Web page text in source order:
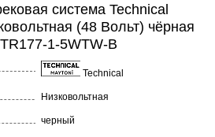
система Technical
(48 Вольт) чёрная
1-5WTW-B
Technical
Низковольтная
черный